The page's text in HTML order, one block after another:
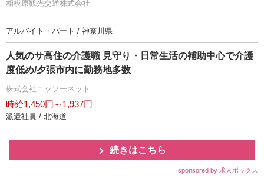
せずに採用可能！！
相模原観光交通株式会社
アルバイト・パート / 神奈川県
人気のサ高住の介護職 見守り・日常生活の補助中心で介護
度低め/夕張市内に勤務地多数
株式会社ニッソーネット
時給1,450円～1,937円
派遣社員 / 北海道
続きはこちら
sponsored by 求人ボックス